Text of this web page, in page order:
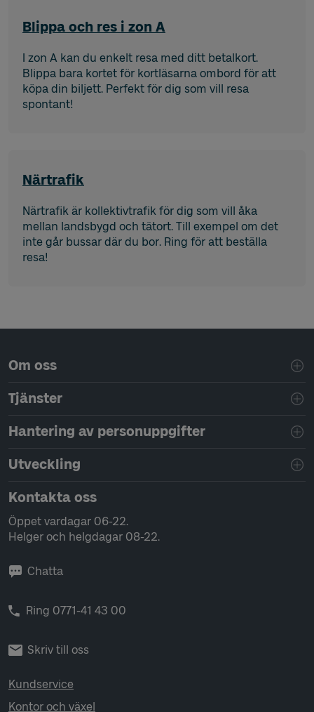
Blippa och res i zon A
I zon A kan du enkelt resa med ditt betalkort.
Blippa bara kortet för kortläsarna ombord för att
köpa din biljett. Perfekt för dig som vill resa
spontant!
Närtrafik
Närtrafik är kollektivtrafik för dig som vill åka
mellan landsbygd och tätort. Till exempel om det
inte går bussar där du bor. Ring för att beställa
resa!
Sidfotsnavigering
Om oss
Tjänster
Hantering av personuppgifter
Utveckling
Kontakta oss
Öppet vardagar 06-22.
Helger och helgdagar 08-22.
Chatta
Ring 0771-41 43 00
Skriv till oss
Kundservice
Kontor och växel